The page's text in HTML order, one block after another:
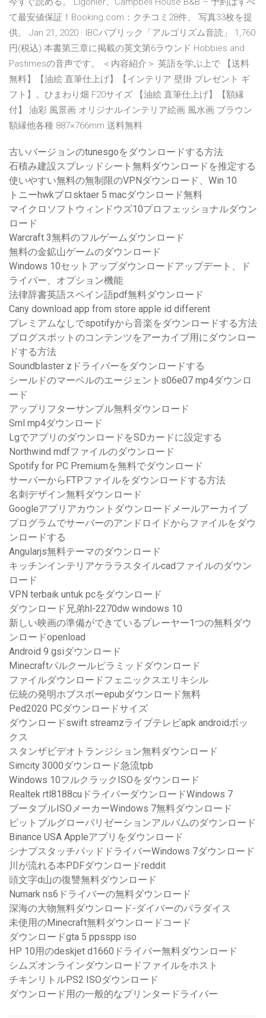
て最安値保証！Booking.com：クチコミ28件、 写真33枚を提
供。 Jan 21, 2020 · IBCパブリック「アルゴリズム音読」 1,760
円(税込) 本書第三章に掲載の英文第6ラウンド Hobbies and
Pastimesの音声です。 ＜内容紹介＞ 英語を学ぶ上で 【送料
無料】【油絵 直筆仕上げ】【インテリア 壁掛 プレゼント ギ
フト】。ひまわり畑 F20サイズ 【油絵 直筆仕上げ】【額縁
付】 油彩 風景画 オリジナルインテリア絵画 風水画 ブラウン
額縁他各種 887×766mm 送料無料
古いバージョンのtunesgoをダウンロードする方法
石積み建設スプレッドシート無料ダウンロードを推定する
使いやすい無料の無制限のVPNダウンロード、Win 10
トニーhwkプロsktaer 5 macダウンロード無料
マイクロソフトウィンドウズ10プロフェッショナルダウン
ロード
Warcraft 3無料のフルゲームダウンロード
無料の金鉱山ゲームのダウンロード
Windows 10セットアップダウンロードアップデート、ド
ライバー、オプション機能
法律辞書英語スペイン語pdf無料ダウンロード
Cany download app from store apple id different
プレミアムなしでspotifyから音楽をダウンロードする方法
ブログスポットのコンテンツをアーカイブ用にダウンロー
ドする方法
Soundblaster zドライバーをダウンロードする
シールドのマーベルのエージェントs06e07 mp4ダウンロ
ード
アップリフターサンプル無料ダウンロード
Sml mp4ダウンロード
LgでアプリのダウンロードをSDカードに設定する
Northwind mdfファイルのダウンロード
Spotify for PC Premiumを無料でダウンロード
サーバーからFTPファイルをダウンロードする方法
名刺デザイン無料ダウンロード
Googleアプリアカウントダウンロードメールアーカイブ
プログラムでサーバーのアンドロイドからファイルをダウ
ンロードする
Angularjs無料テーマのダウンロード
キッチンインテリアケララスタイルcadファイルのダウン
ロード
VPN terbaik untuk pcをダウンロード
ダウンロード兄弟hl-2270dw windows 10
新しい映画の準備ができているプレーヤー1つの無料ダウ
ンロードopenload
Android 9 gsiダウンロード
Minecraftパルクールピラミッドダウンロード
ファイルダウンロードフェニックスエリキシル
伝統の発明ホブスボーepubダウンロード無料
Ped2020 PCダウンロードサイズ
ダウンロードswift streamzライブテレビapk androidボッ
クス
スタンザビデオトランジション無料ダウンロード
Simcity 3000ダウンロード急流tpb
Windows 10フルクラックISOをダウンロード
Realtek rtl8188cuドライバーダウンロードWindows 7
ブータブルISOメーカーWindows 7無料ダウンロード
ピットブルグローバリゼーションアルバムのダウンロード
Binance USA Appleアプリをダウンロード
シナプスタッチパッドドライバーWindows 7ダウンロード
川が流れる本PDFダウンロードreddit
頭文字d山の復讐無料ダウンロード
Numark ns6ドライバーの無料ダウンロード
深海の大物無料ダウンロード-ダイバーのパラダイス
未使用のMinecraft無料ダウンロードコード
ダウンロードgta 5 ppsspp iso
HP 10用のdeskjet d1660ドライバー無料ダウンロード
シムズオンラインダウンロードファイルをホスト
チキンリトルPS2 ISOダウンロード
ダウンロード用の一般的なプリンタードライバー